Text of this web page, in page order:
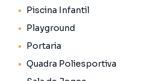
Características:
• Academia externa
• Bicicletário
• Brinquedoteca
Piscina Infantil
Playground
Portaria
Quadra Poliesportiva